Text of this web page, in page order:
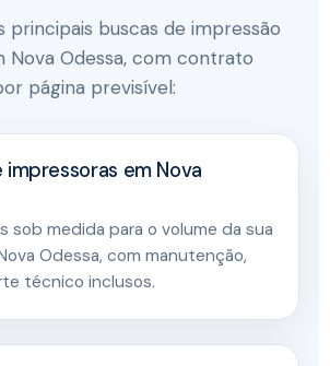
principais buscas de impressão
Nova Odessa, com contrato
página previsível:
em Nova
sob medida para o volume da sua
Odessa, com manutenção,
técnico inclusos.